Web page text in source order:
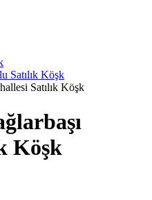
Satılık Köşk
Satılık Köşk
Köşk